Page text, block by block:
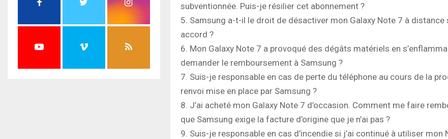
subventionnée. Puis-je résilier cet abonnement ?
5. Samsung a-t-il le droit de désactiver mon Galaxy Note 7 à distance
accord ?
6. Mon Galaxy Note 7 a provoqué des dégâts matériels en
demander le remboursement à Samsung ?
7. Suis-je responsable en cas de perte du téléphone au cours de la
renvoi mise en place par Samsung ?
8. J’ai acheté mon Galaxy Note 7 d’occasion. Comment me faire
que Samsung exige la facture d’origine que je n’ai pas ?
9. Suis-je responsable en cas d’incendie si j’ai continué à utiliser mon